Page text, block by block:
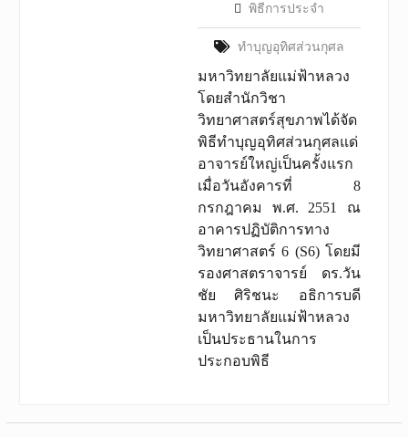
พิธีการประจำ
ทำบุญอุทิศส่วนกุศล
มหาวิทยาลัยแม่ฟ้าหลวง
โดยสำนักวิชา
วิทยาศาสตร์สุขภาพได้จัด
พิธีทำบุญอุทิศส่วนกุศลแด่
อาจารย์ใหญ่เป็นครั้งแรก
เมื่อวันอังคารที่ 8
กรกฎาคม พ.ศ. 2551 ณ
อาคารปฏิบัติการทาง
วิทยาศาสตร์ 6 (S6) โดยมี
รองศาสตราจารย์ ดร.วัน
ชัย ศิริชนะ อธิการบดี
มหาวิทยาลัยแม่ฟ้าหลวง
เป็นประธานในการ
ประกอบพิธี